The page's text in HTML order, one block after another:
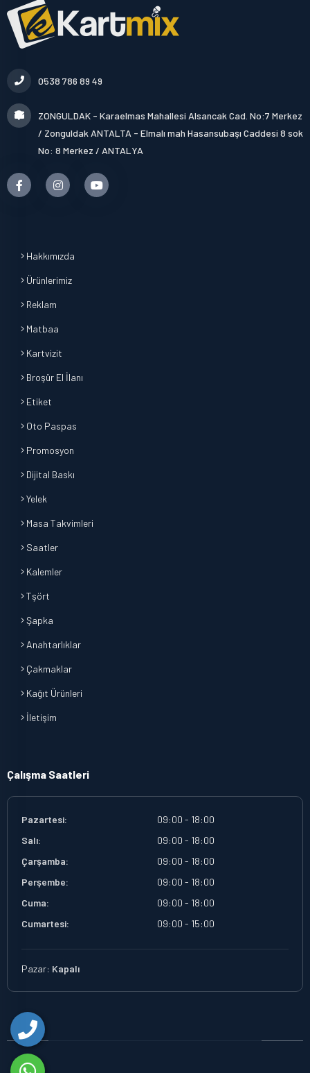
0538 786 89 49
ZONGULDAK - Karaelmas Mahallesi Alsancak Cad. No:7 Merkez
/ Zonguldak ANTALTA - Elmalı mah Hasansubaşı Caddesi 8 sok
No: 8 Merkez / ANTALYA
Hakkımızda
Ürünlerimiz
Reklam
Matbaa
Kartvizit
Broşür El İlanı
Etiket
Oto Paspas
Promosyon
Dijital Baskı
Yelek
Masa Takvimleri
Saatler
Kalemler
Tşört
Şapka
Anahtarlıklar
Çakmaklar
Kağıt Ürünleri
İletişim
Çalışma Saatleri
Pazartesi:
09:00 - 18:00
Salı:
09:00 - 18:00
Çarşamba:
09:00 - 18:00
Perşembe:
09:00 - 18:00
Cuma:
09:00 - 18:00
Cumartesi:
09:00 - 15:00
Pazar: Kapalı